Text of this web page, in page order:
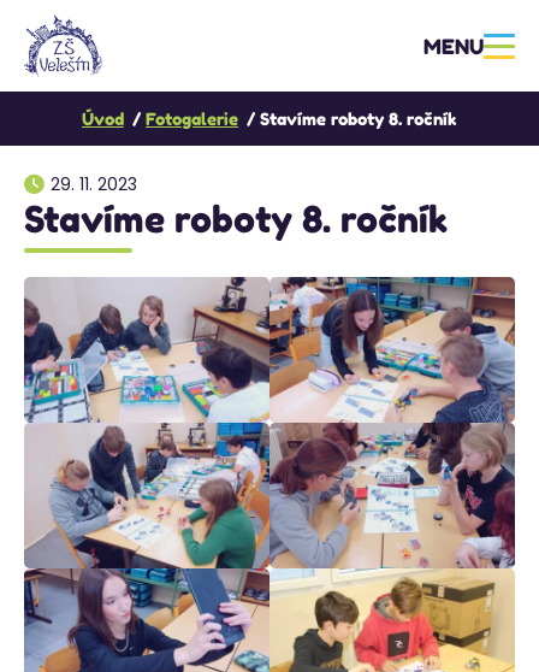
MENU
Úvod Fotogalerie Stavíme roboty 8. ročník
29. 11. 2023
Stavíme roboty 8. ročník